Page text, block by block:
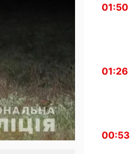
01:50
01:26
00:53